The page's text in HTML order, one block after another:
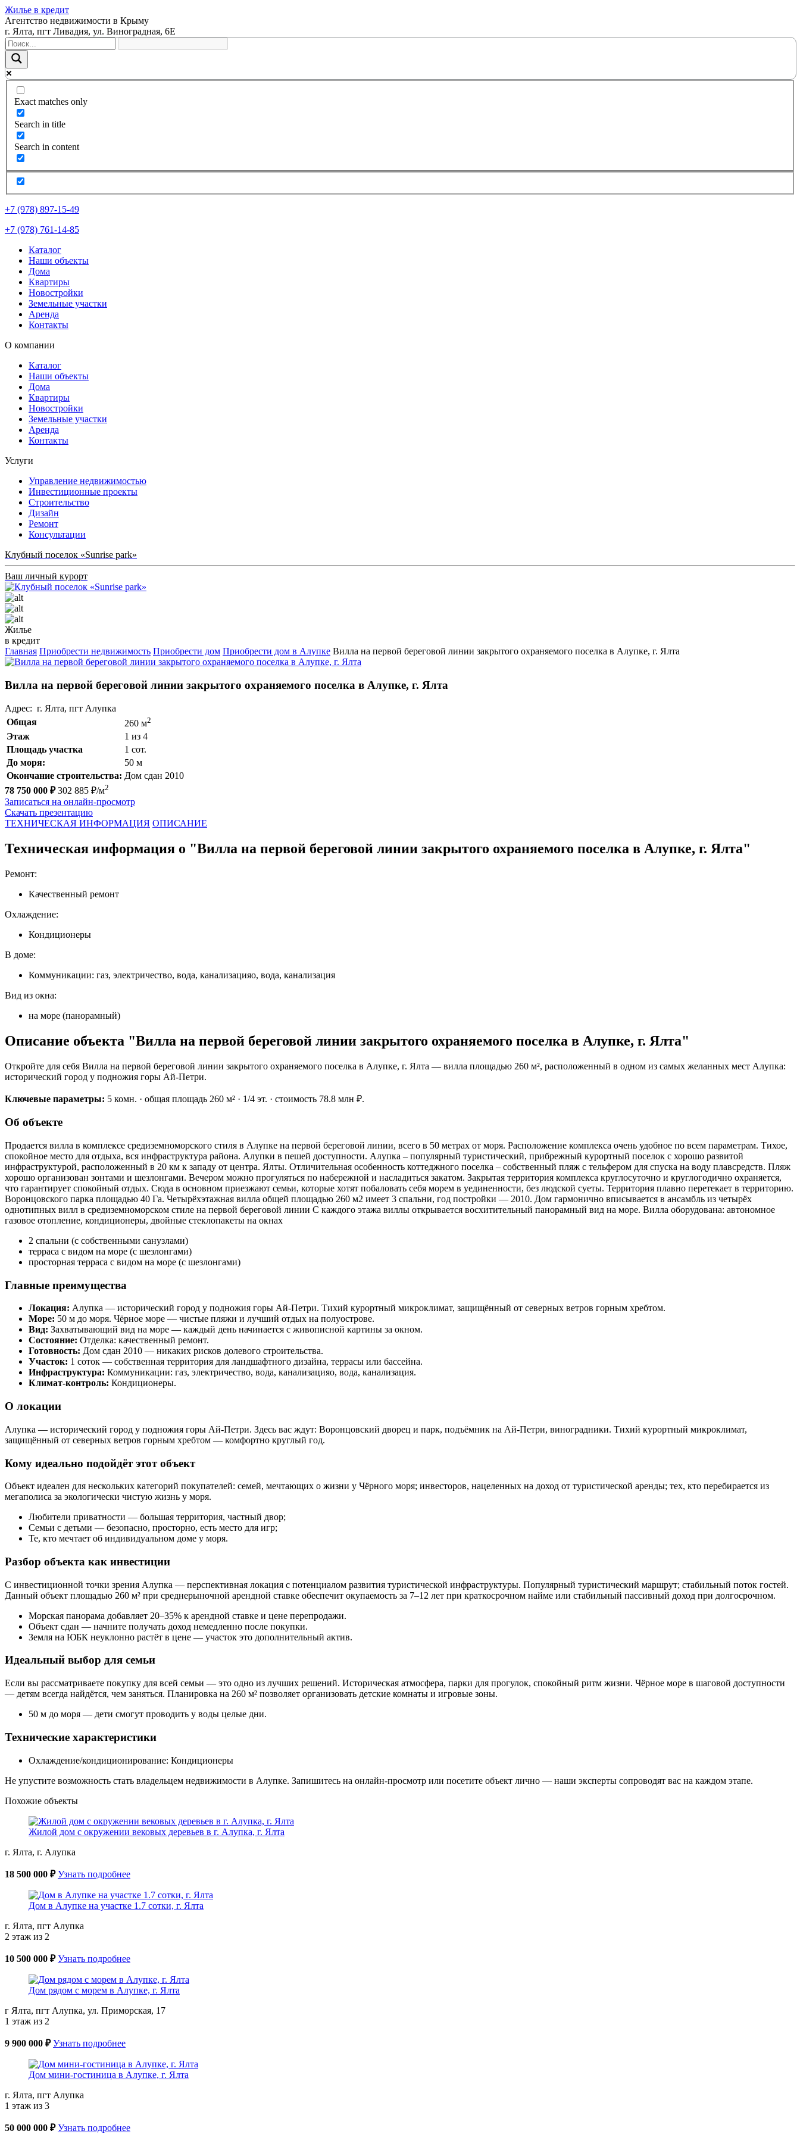
Жилье в кредит
Агентство недвижимости в Крыму
г. Ялта, пгт Ливадия, ул. Виноградная, 6Е
Exact matches only
Search in title
Search in content
+7 (978) 897-15-49
+7 (978) 761-14-85
Каталог
Наши объекты
Дома
Квартиры
Новостройки
Земельные участки
Аренда
Контакты
О компании
Каталог
Наши объекты
Дома
Квартиры
Новостройки
Земельные участки
Аренда
Контакты
Услуги
Управление недвижимостью
Инвестиционные проекты
Строительство
Дизайн
Ремонт
Консультации
Клубный поселок «Sunrise park»
Ваш личный курорт
Жилье
в кредит
Главная Приобрести недвижимость Приобрести дом Приобрести дом в Алупке Вилла на первой береговой линии закрытого охраняемого поселка в Алупке, г. Ялта
Вилла на первой береговой линии закрытого охраняемого поселка в Алупке, г. Ялта
Адрес: г. Ялта, пгт Алупка
Общая
260 м2
Этаж
1 из 4
Площадь участка
1 сот.
До моря:
50 м
Окончание строительства: Дом сдан 2010
78 750 000 ₽ 302 885 ₽/м2
Записаться на онлайн-просмотр
Скачать презентацию
ТЕХНИЧЕСКАЯ ИНФОРМАЦИЯ ОПИСАНИЕ
Техническая информация о "Вилла на первой береговой линии закрытого охраняемого поселка в Алупке, г. Ялта"
Ремонт:
Качественный ремонт
Охлаждение:
Кондиционеры
В доме:
Коммуникации: газ, электричество, вода, канализацияо, вода, канализация
Вид из окна:
на море (панорамный)
Описание объекта "Вилла на первой береговой линии закрытого охраняемого поселка в Алупке, г. Ялта"
Откройте для себя Вилла на первой береговой линии закрытого охраняемого поселка в Алупке, г. Ялта — вилла площадью 260 м², расположенный в одном из самых желанных мест Алупка:
исторический город у подножия горы Ай-Петри.
Ключевые параметры: 5 комн. · общая площадь 260 м² · 1/4 эт. · стоимость 78.8 млн ₽.
Об объекте
Продается вилла в комплексе средиземноморского стиля в Алупке на первой береговой линии, всего в 50 метрах от моря. Расположение комплекса очень удобное по всем параметрам. Тихое,
спокойное место для отдыха, вся инфраструктура района. Алупки в пешей доступности. Алупка – популярный туристический, прибрежный курортный поселок с хорошо развитой
инфраструктурой, расположенный в 20 км к западу от центра. Ялты. Отличительная особенность коттеджного поселка – собственный пляж с тельфером для спуска на воду плавсредств. Пляж
хорошо организован зонтами и шезлонгами. Вечером можно прогуляться по набережной и насладиться закатом. Закрытая территория комплекса круглосуточно и круглогодично охраняется,
что гарантирует спокойный отдых. Сюда в основном приезжают семьи, которые хотят побаловать себя морем в уединенности, без людской суеты. Территория плавно перетекает в территорию.
Воронцовского парка площадью 40 Га. Четырёхэтажная вилла общей площадью 260 м2 имеет 3 спальни, год постройки — 2010. Дом гармонично вписывается в ансамбль из четырёх
однотипных вилл в средиземноморском стиле на первой береговой линии С каждого этажа виллы открывается восхитительный панорамный вид на море. Вилла оборудована: автономное
газовое отопление, кондиционеры, двойные стеклопакеты на окнах
2 спальни (с собственными санузлами)
терраса с видом на море (с шезлонгами)
просторная терраса с видом на море (с шезлонгами)
Главные преимущества
Локация: Алупка — исторический город у подножия горы Ай-Петри. Тихий курортный микроклимат, защищённый от северных ветров горным хребтом.
Море: 50 м до моря. Чёрное море — чистые пляжи и лучший отдых на полуострове.
Вид: Захватывающий вид на море — каждый день начинается с живописной картины за окном.
Состояние: Отделка: качественный ремонт.
Готовность: Дом сдан 2010 — никаких рисков долевого строительства.
Участок: 1 соток — собственная территория для ландшафтного дизайна, террасы или бассейна.
Инфраструктура: Коммуникации: газ, электричество, вода, канализацияо, вода, канализация.
Климат-контроль: Кондиционеры.
О локации
Алупка — исторический город у подножия горы Ай-Петри. Здесь вас ждут: Воронцовский дворец и парк, подъёмник на Ай-Петри, виноградники. Тихий курортный микроклимат,
защищённый от северных ветров горным хребтом — комфортно круглый год.
Кому идеально подойдёт этот объект
Объект идеален для нескольких категорий покупателей: семей, мечтающих о жизни у Чёрного моря; инвесторов, нацеленных на доход от туристической аренды; тех, кто перебирается из
мегаполиса за экологически чистую жизнь у моря.
Любители приватности — большая территория, частный двор;
Семьи с детьми — безопасно, просторно, есть место для игр;
Те, кто мечтает об индивидуальном доме у моря.
Разбор объекта как инвестиции
С инвестиционной точки зрения Алупка — перспективная локация с потенциалом развития туристической инфраструктуры. Популярный туристический маршрут; стабильный поток гостей.
Данный объект площадью 260 м² при среднерыночной арендной ставке обеспечит окупаемость за 7–12 лет при краткосрочном найме или стабильный пассивный доход при долгосрочном.
Морская панорама добавляет 20–35% к арендной ставке и цене перепродажи.
Объект сдан — начните получать доход немедленно после покупки.
Земля на ЮБК неуклонно растёт в цене — участок это дополнительный актив.
Идеальный выбор для семьи
Если вы рассматриваете покупку для всей семьи — это одно из лучших решений. Историческая атмосфера, парки для прогулок, спокойный ритм жизни. Чёрное море в шаговой доступности
— детям всегда найдётся, чем заняться. Планировка на 260 м² позволяет организовать детские комнаты и игровые зоны.
50 м до моря — дети смогут проводить у воды целые дни.
Технические характеристики
Охлаждение/кондиционирование: Кондиционеры
Не упустите возможность стать владельцем недвижимости в Алупке. Запишитесь на онлайн-просмотр или посетите объект лично — наши эксперты сопроводят вас на каждом этапе.
Похожие объекты
Жилой дом с окружении вековых деревьев в г. Алупка, г. Ялта
г. Ялта, г. Алупка
18 500 000 ₽ Узнать подробнее
Дом в Алупке на участке 1.7 сотки, г. Ялта
г. Ялта, пгт Алупка
2 этаж из 2
10 500 000 ₽ Узнать подробнее
Дом рядом с морем в Алупке, г. Ялта
г Ялта, пгт Алупка, ул. Приморская, 17
1 этаж из 2
9 900 000 ₽ Узнать подробнее
Дом мини-гостиница в Алупке, г. Ялта
г. Ялта, пгт Алупка
1 этаж из 3
50 000 000 ₽ Узнать подробнее